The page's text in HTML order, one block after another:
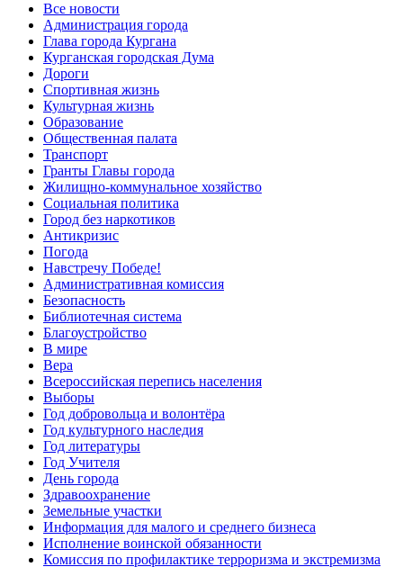
Все новости
Администрация города
Глава города Кургана
Курганская городская Дума
Дороги
Спортивная жизнь
Культурная жизнь
Образование
Общественная палата
Транспорт
Гранты Главы города
Жилищно-коммунальное хозяйство
Социальная политика
Город без наркотиков
Антикризис
Погода
Навстречу Победе!
Административная комиссия
Безопасность
Библиотечная система
Благоустройство
В мире
Вера
Всероссийская перепись населения
Выборы
Год добровольца и волонтёра
Год культурного наследия
Год литературы
Год Учителя
День города
Здравоохранение
Земельные участки
Информация для малого и среднего бизнеса
Исполнение воинской обязанности
Комиссия по профилактике терроризма и экстремизма